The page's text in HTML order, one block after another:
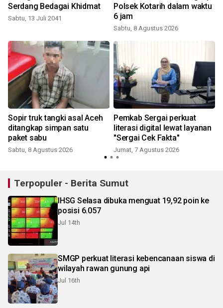
Serdang Bedagai Khidmat
Sabtu, 13 Juli 2041
Polsek Kotarih dalam waktu
6 jam
Sabtu, 8 Agustus 2026
Sopir truk tangki asal Aceh
ditangkap simpan satu
paket sabu
Sabtu, 8 Agustus 2026
Pemkab Sergai perkuat
literasi digital lewat layanan
"Sergai Cek Fakta"
Jumat, 7 Agustus 2026
Terpopuler - Berita Sumut
IHSG Selasa dibuka menguat 19,92 poin ke
posisi 6.057
Jul 14th
SMGP perkuat literasi kebencanaan siswa di
wilayah rawan gunung api
Jul 16th